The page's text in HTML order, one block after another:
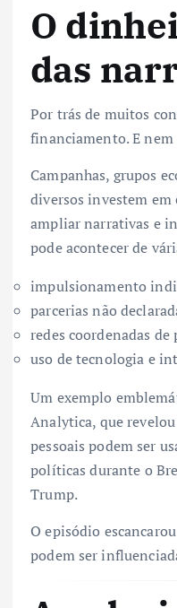
O
das
Por trás de muitos
financiamento. E
Campanhas, grupos
diversos investem
ampliar narrativas e
pode acontecer de
impulsionamento
parcerias não
redes coordenadas de
uso de tecnologia e
Um exemplo
Analytica, que
pessoais podem ser
políticas durante o
Trump.
O episódio
podem ser